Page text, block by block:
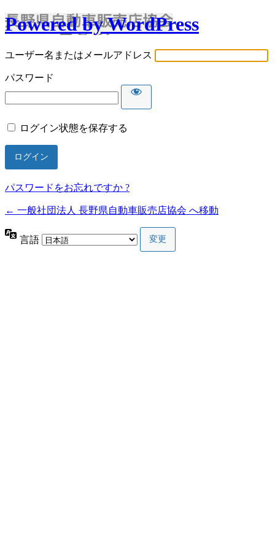
Powered by WordPress
ユーザー名またはメールアドレス
パスワード
ログイン状態を保存する
パスワードをお忘れですか ?
← 一般社団法人 長野県自動車販売店協会 へ移動
言語